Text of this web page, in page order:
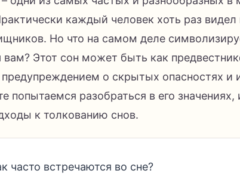
каждый человек хоть раз видел
Но что на самом деле
вам? Этот сон может быть как
о скрытых опасностях и
попытаемся разобраться в его значениях,
к толкованию снов.
часто встречаются во сне?